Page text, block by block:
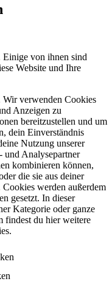
Einige von ihnen sind
Website und Ihre
Wir verwenden Cookies
Anzeigen zu
bereitzustellen und um
dein Einverständnis
Nutzung unserer
und Analysepartner
kombinieren können,
die sie aus deiner
werden außerdem
gesetzt. In dieser
Kategorie oder ganze
findest du hier weitere